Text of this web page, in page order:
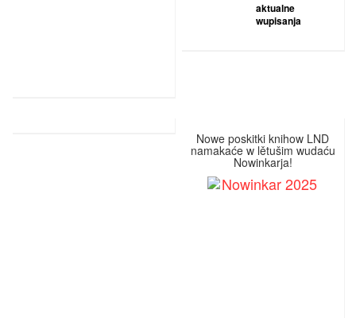
aktualne
wupisanja
Nowe poskitki knihow LND
namakaće w lětušim wudaću
Nowinkarja!